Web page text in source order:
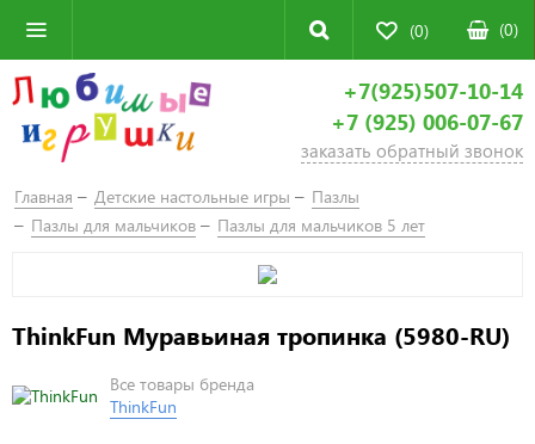
(0) (0)
+7(925)507-10-14
+7 (925) 006-07-67
заказать обратный звонок
Главная Детские настольные игры
Пазлы
Пазлы для мальчиков
Пазлы для мальчиков 5 лет
ThinkFun Муравьиная тропинка (5980-RU)
Все товары бренда
ThinkFun